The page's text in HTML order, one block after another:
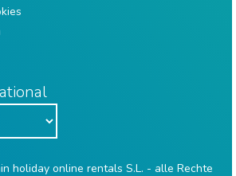
holiday online rentals S.L. - alle Rechte